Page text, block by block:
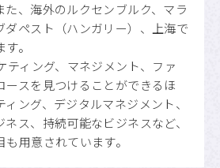
た、海外のルクセンブルク、マラ
ダペスト（ハンガリー）、上海で
。
ティング、マネジメント、ファ
ースを見つけることができるほ
ング、デジタルマネジメント、
ス、持続可能なビジネスなど、
用意されています。